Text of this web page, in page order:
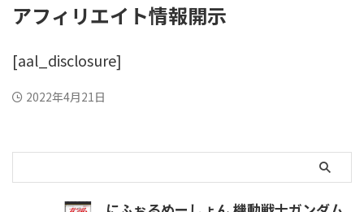
アフィリエイト情報開示
[aal_disclosure]
2022年4月21日